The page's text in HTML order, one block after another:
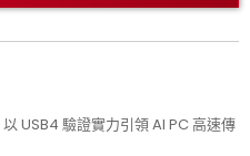
USB4 驗證實力引領 AI PC 高速傳